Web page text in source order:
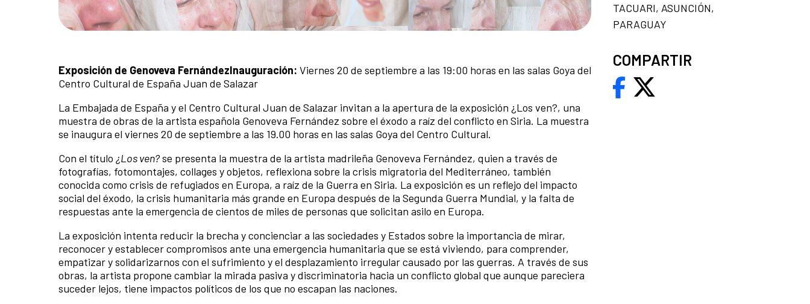
Exposición de Genoveva FernándezInauguración: Viernes 20 de septiembre a las 19:00 horas en las salas Goya del
Centro Cultural de España Juan de Salazar
La Embajada de España y el Centro Cultural Juan de Salazar invitan a la apertura de la exposición ¿Los ven?, una
muestra de obras de la artista española Genoveva Fernández sobre el éxodo a raíz del conflicto en Siria. La muestra
se inaugura el viernes 20 de septiembre a las 19.00 horas en las salas Goya del Centro Cultural.
Con el título ¿Los ven?se presenta la muestra de la artista madrileña Genoveva Fernández, quien a través de
fotografías, fotomontajes, collages y objetos, reflexiona sobre la crisis migratoria del Mediterráneo, también
conocida como crisis de refugiados en Europa, a raíz de la Guerra en Siria. La exposición es un reflejo del impacto
social del éxodo, la crisis humanitaria más grande en Europa después de la Segunda Guerra Mundial, y la falta de
respuestas ante la emergencia de cientos de miles de personas que solicitan asilo en Europa.
La exposición intenta reducir la brecha y concienciar a las sociedades y Estados sobre la importancia de mirar,
reconocer y establecer compromisos ante una emergencia humanitaria que se está viviendo, para comprender,
empatizar y solidarizarnos con el sufrimiento y el desplazamiento irregular causado por las guerras. A través de sus
obras, la artista propone cambiar la mirada pasiva y discriminatoria hacia un conflicto global que aunque pareciera
suceder lejos, tiene impactos políticos de los que no escapan las naciones.
TACUARI, ASUNCIÓN,
PARAGUAY
COMPARTIR